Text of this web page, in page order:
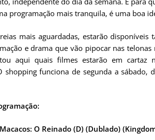
programação mais tranquila, é uma boa
mais aguardadas, estarão
e drama que vão pipocar nas
aqui quais filmes estarão em cartaz
shopping funciona de segunda a
O Reinado (D) (Dublado)